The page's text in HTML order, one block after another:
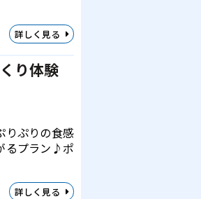
詳しく見る
り体験
りぷりの食感
るプラン♪ポ
詳しく見る